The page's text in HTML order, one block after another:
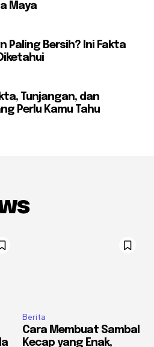
Maya
Paling Bersih? Ini Fakta
Tunjangan, dan
Perlu Kamu Tahu
Berita
Cara Membuat Sambal
Kecap yang Enak,